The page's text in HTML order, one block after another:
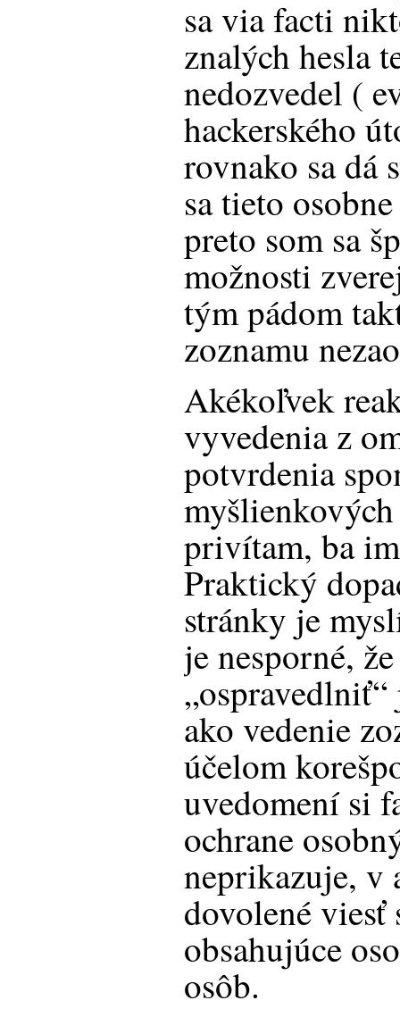
sa via facti
znalých hesla
nedozvedel (
hackerského
rovnako sa dá
sa tieto
preto som sa
možnosti
tým pádom
zoznamu
Akékoľvek
vyvedenia z
potvrdenia
privítam, ba
Praktický
stránky je
je nesporné,
ako vedenie
účelom
uvedomení si
ochrane
neprikazuje, v
dovolené
obsahujúce
osôb.